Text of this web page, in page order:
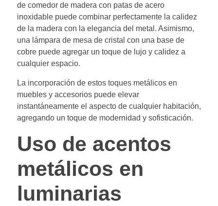
de comedor de madera con patas de acero
inoxidable puede combinar perfectamente la calidez
de la madera con la elegancia del metal. Asimismo,
una lámpara de mesa de cristal con una base de
cobre puede agregar un toque de lujo y calidez a
cualquier espacio.
La incorporación de estos toques metálicos en
muebles y accesorios puede elevar
instantáneamente el aspecto de cualquier habitación,
agregando un toque de modernidad y sofisticación.
Uso de acentos
metálicos en
luminarias